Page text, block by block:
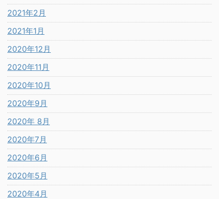
2021年2月
2021年1月
2020年12月
2020年11月
2020年10月
2020年9月
2020年 8月
2020年7月
2020年6月
2020年5月
2020年4月